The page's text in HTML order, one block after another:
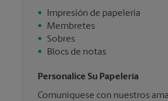
•
Impresión de papelería
•
Membretes
•
Sobres
•
Blocs de notas
Personalice Su Papelería
Comuníquese con nuestros